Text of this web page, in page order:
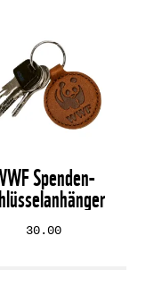
Spenden-
30.00